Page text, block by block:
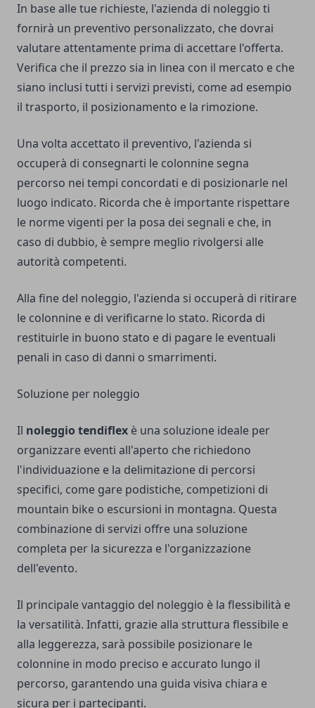
In base alle tue richieste, l'azienda di noleggio ti
fornirà un preventivo personalizzato, che dovrai
valutare attentamente prima di accettare l'offerta.
Verifica che il prezzo sia in linea con il mercato e che
siano inclusi tutti i servizi previsti, come ad esempio
il trasporto, il posizionamento e la rimozione.
Una volta accettato il preventivo, l'azienda si
occuperà di consegnarti le colonnine segna
percorso nei tempi concordati e di posizionarle nel
luogo indicato. Ricorda che è importante rispettare
le norme vigenti per la posa dei segnali e che, in
caso di dubbio, è sempre meglio rivolgersi alle
autorità competenti.
Alla fine del noleggio, l'azienda si occuperà di ritirare
le colonnine e di verificarne lo stato. Ricorda di
restituirle in buono stato e di pagare le eventuali
penali in caso di danni o smarrimenti.
Soluzione per noleggio
Il noleggio tendiflex è una soluzione ideale per
organizzare eventi all'aperto che richiedono
l'individuazione e la delimitazione di percorsi
specifici, come gare podistiche, competizioni di
mountain bike o escursioni in montagna. Questa
combinazione di servizi offre una soluzione
completa per la sicurezza e l'organizzazione
dell'evento.
Il principale vantaggio del noleggio è la flessibilità e
la versatilità. Infatti, grazie alla struttura flessibile e
alla leggerezza, sarà possibile posizionare le
colonnine in modo preciso e accurato lungo il
percorso, garantendo una guida visiva chiara e
sicura per i partecipanti.